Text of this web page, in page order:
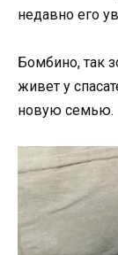
недавно его
Бомбино, так
живет у
новую семью.